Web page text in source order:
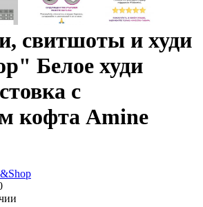
свитшоты и худи
Белое худи
с
кофта Amine